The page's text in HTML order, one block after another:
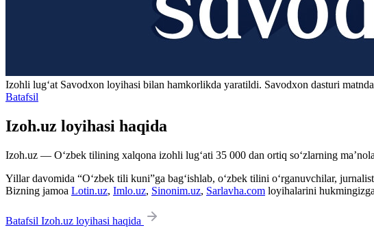
Izohli lugʻat Savodxon loyihasi bilan hamkorlikda yaratildi. Savodxon dasturi
Batafsil
Izoh.uz loyihasi haqida
Izoh.uz — O‘zbek tilining xalqona izohli lug‘ati 35 000 dan ortiq so‘zlarning
Yillar davomida “O‘zbek tili kuni”ga bag‘ishlab, o‘zbek tilini o‘rganuvchilar,
Bizning jamoa Lotin.uz, Imlo.uz, Sinonim.uz, Sarlavha.com loyihalarini
Batafsil Izoh.uz loyihasi haqida